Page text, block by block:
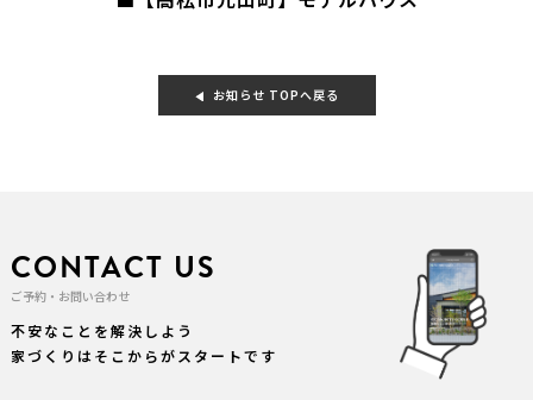
お知らせ TOPへ戻る
CONTACT US
ご予約・お問い合わせ
不安なことを解決しよう
家づくりはそこからがスタートです